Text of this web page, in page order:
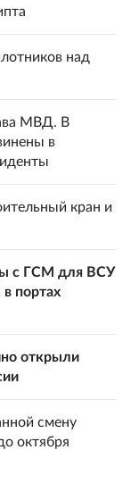
над
МВД. В
в
кран и
с ГСМ для ВСУ
портах
открыли
смену
октября